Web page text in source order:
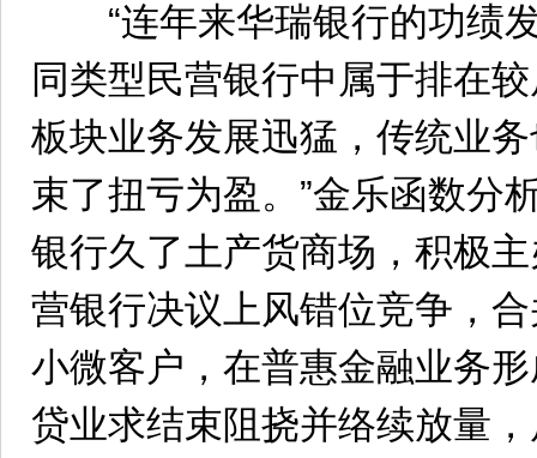
“连年来华瑞银行的功绩
同类型民营银行中属于排在
板块业务发展迅猛，传统业
束了扭亏为盈。”金乐函数分
银行久了土产货商场，积极
营银行决议上风错位竞争，
小微客户，在普惠金融业务
贷业求结束阻挠并络续放量